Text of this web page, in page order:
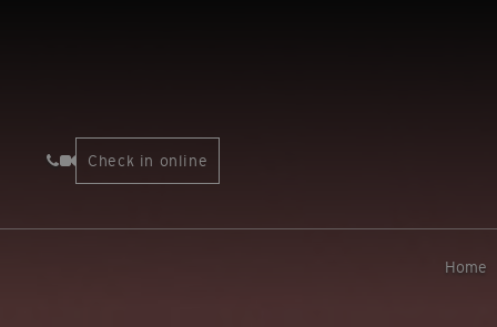
Check in online
Home